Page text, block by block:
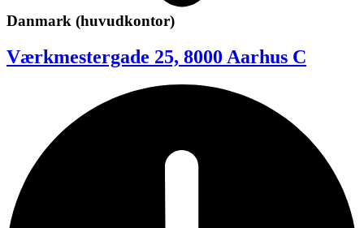
Danmark (huvudkontor)
Værkmestergade 25, 8000 Aarhus C